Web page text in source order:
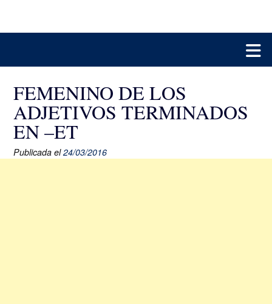
FEMENINO DE LOS
ADJETIVOS TERMINADOS
EN –ET
Publicada el24/03/2016